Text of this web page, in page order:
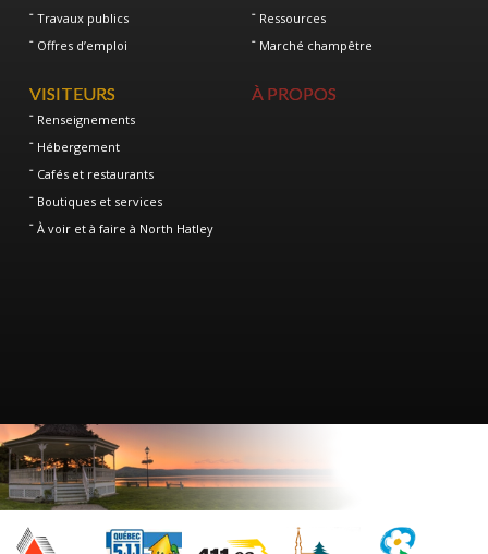
Travaux publics
Offres d’emploi
Ressources
Marché champêtre
VISITEURS
Renseignements
Hébergement
Cafés et restaurants
Boutiques et services
À voir et à faire à North Hatley
À PROPOS